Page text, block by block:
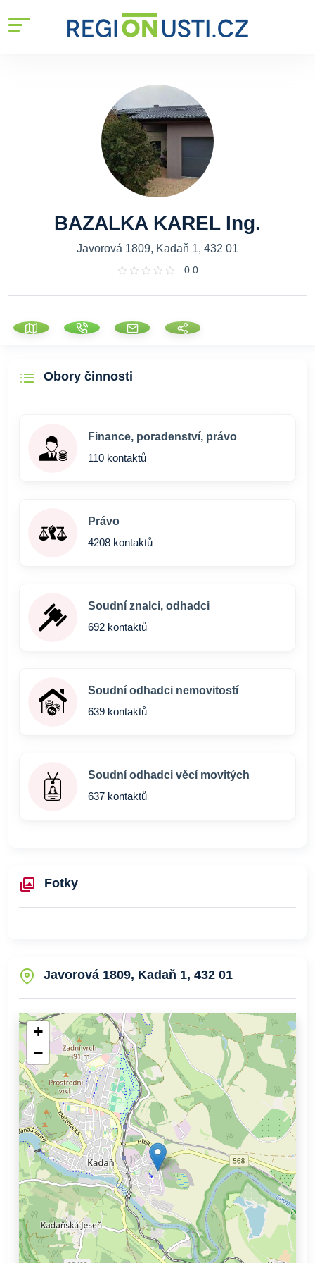
BAZALKA KAREL Ing.
Javorová 1809, Kadaň 1, 432 01
0.0
Obory činnosti
Finance, poradenství, právo
110 kontaktů
Právo
4208 kontaktů
Soudní znalci, odhadci
692 kontaktů
Soudní odhadci nemovitostí
639 kontaktů
Soudní odhadci věcí movitých
637 kontaktů
Fotky
Javorová 1809, Kadaň 1, 432 01
+
−